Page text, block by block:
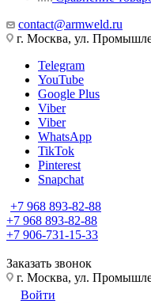
contact@armweld.ru
г. Москва, ул.
Telegram
YouTube
Google Plus
Viber
Viber
WhatsApp
TikTok
Pinterest
Snapchat
+7 968 893-82-88
+7 968 893-82-88
+7 906-731-15-33
Заказать звонок
г. Москва, ул.
Войти